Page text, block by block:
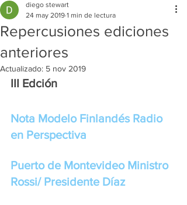
Repercusiones ediciones
anteriores
diego stewart
24 may 2019 1 min de lectura
Actualizado: 5 nov 2019
III Edción
Nota Modelo Finlandés Radio
en Perspectiva
Puerto de Montevideo Ministro
Rossi/ Presidente Díaz